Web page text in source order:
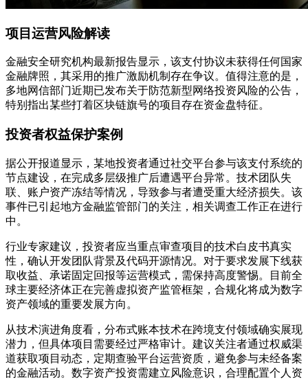
项目运营风险解读
金融安全研究机构最新报告显示，该支付协议未获得任何国家
金融牌照，其采用的推广激励机制存在争议。值得注意的是，
多地网信部门近期已发布关于防范新型网络投资风险的公告，
特别指出某些打着区块链旗号的项目存在资金盘特征。
投资者权益保护案例
据公开报道显示，某地投资者通过社交平台参与该支付系统的
节点建设，在完成多层级推广后遭遇平台异常。技术团队失
联、账户资产冻结等情况，导致参与者遭受重大经济损失。该
事件已引起地方金融监管部门的关注，相关调查工作正在进行
中。
行业专家建议，投资者应当重点审查项目的技术白皮书真实
性，确认开发团队背景及代码开源情况。对于要求发展下线获
取收益、承诺固定回报等运营模式，需保持高度警惕。目前全
球主要经济体正在完善虚拟资产监管框架，合规化将成为数字
资产领域的重要发展方向。
从技术演进角度看，分布式账本技术在跨境支付领域确实展现
潜力，但具体项目需要经过严格审计。建议关注者通过权威渠
道获取项目动态，定期查验平台运营资质，避免参与未经备案
的金融活动。数字资产投资需建立风险意识，合理配置个人资